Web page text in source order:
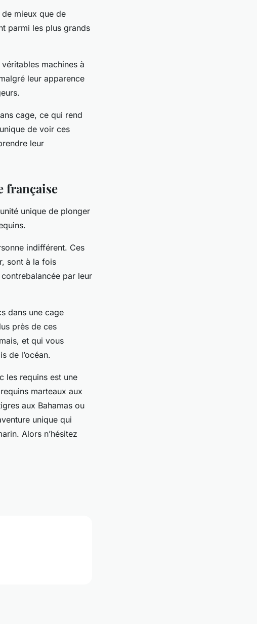
mieux que de
parmi les plus grands
machines à
leur apparence
cage, ce qui rend
de voir ces
leur
française
unique de plonger
indifférent. Ces
sont à la fois
par leur
dans une cage
près de ces
et qui vous
de l’océan.
les requins est une
marteaux aux
aux Bahamas ou
unique qui
Alors n’hésitez